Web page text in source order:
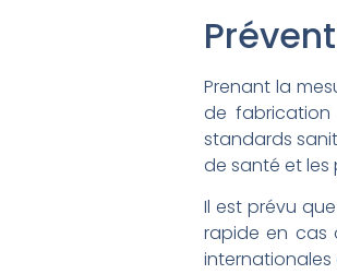
Prenant la
de fabrication
standards
de santé et
Il est prévu
rapide en cas
internationales